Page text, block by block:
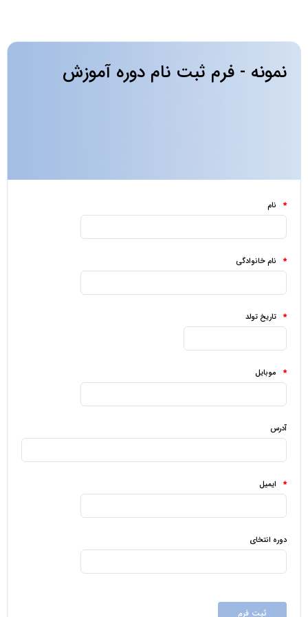
نمونه - فرم ثبت نام دوره آموزش
* نام
* نام خانوادگی
* تاریخ تولد
* موبایل
آدرس
* ایمیل
دوره انتخای
ثبت فرم